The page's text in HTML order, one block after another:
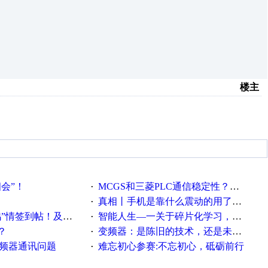
楼主
”！ · MCGS和三菱PLC通信稳定性？？？
· 真相丨手机是靠什么震动的用了这么多年才知道！
时更新在线研讨会预告
·
智能人生—一关于碎片化学习，看这一篇就够了！
· 变频器：是陈旧的技术，还是未来的幕后英雄？
器通讯问题
· 难忘初心参赛:不忘初心，砥砺前行